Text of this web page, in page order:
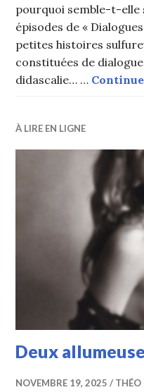
pourquoi semble-t-elle
épisodes de «
petites histoires
constituées de
didascalie… …
À LIRE EN LIGNE
Deux
NOVEMBRE 19, 2025 THÉO